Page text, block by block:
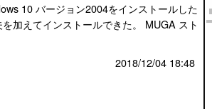
10 バージョン2004をインストールした
加えてインストールできた。 MUGA スト
2018/12/04 18:48